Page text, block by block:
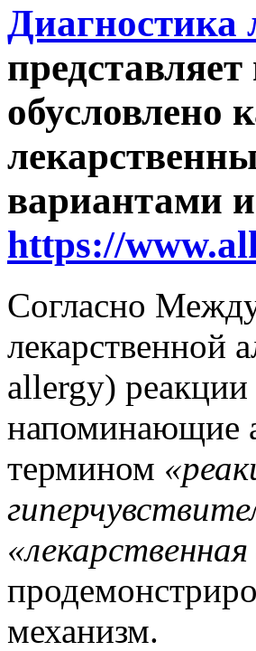
Диагностика
обусловлено
вариантами
https://
Согласно
лекарственной
allergy) реакции
напоминающие
термином
механизм.